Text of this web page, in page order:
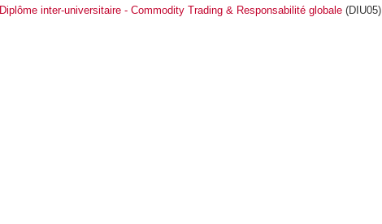
Diplôme inter-universitaire - Commodity Trading & Responsabilité globale(DIU05)